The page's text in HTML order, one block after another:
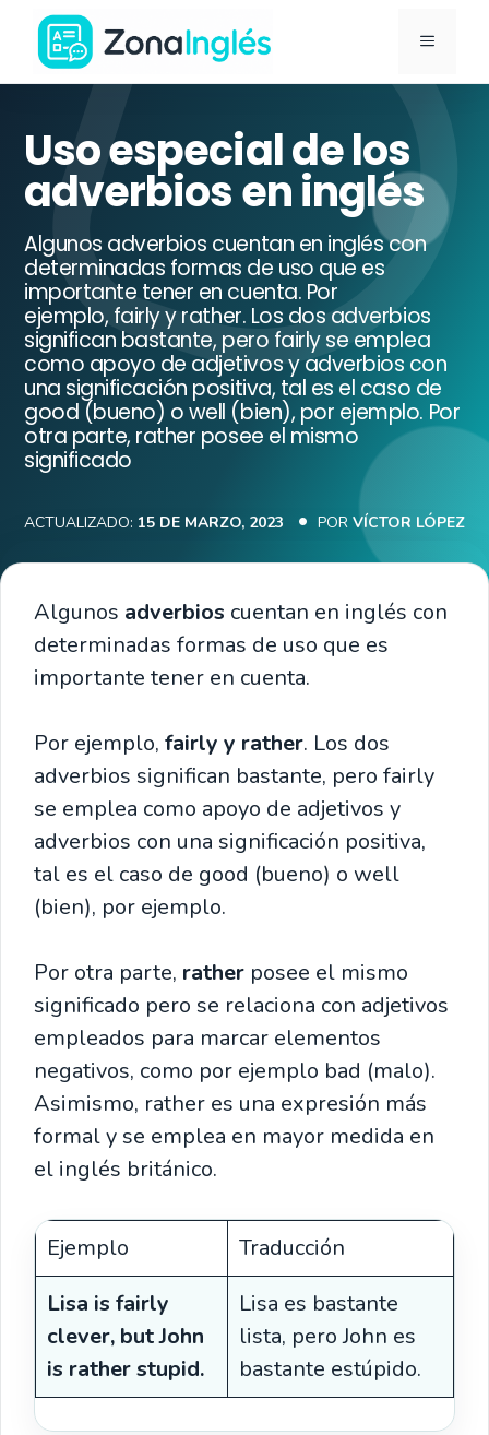
Saltar
contenido
Ir
la
portada
ZonaInglés
MENÚ
Uso especial de los
adverbios en inglés
Algunos adverbios cuentan en inglés con
determinadas formas de uso que es
importante tener en cuenta. Por
ejemplo, fairly y rather. Los dos adverbios
significan bastante, pero fairly se emplea
como apoyo de adjetivos y adverbios con
una significación positiva, tal es el caso de
good (bueno) o well (bien), por ejemplo. Por
otra parte, rather posee el mismo
significado
ACTUALIZADO: 15 DE MARZO, 2023 POR VÍCTOR LÓPEZ
Algunos adverbios cuentan en inglés con
determinadas formas de uso que es
importante tener en cuenta.
Por ejemplo, fairly y rather. Los dos
adverbios significan bastante, pero fairly
se emplea como apoyo de adjetivos y
adverbios con una significación positiva,
tal es el caso de good (bueno) o well
(bien), por ejemplo.
Por otra parte, rather posee el mismo
significado pero se relaciona con adjetivos
empleados para marcar elementos
negativos, como por ejemplo bad (malo).
Asimismo, rather es una expresión más
formal y se emplea en mayor medida en
el inglés británico.
Ejemplo
Traducción
Lisa is fairly
clever, but John
is rather stupid.
Lisa es bastante
lista, pero John es
bastante estúpido.